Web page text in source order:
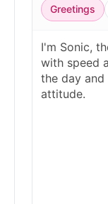
Greetings